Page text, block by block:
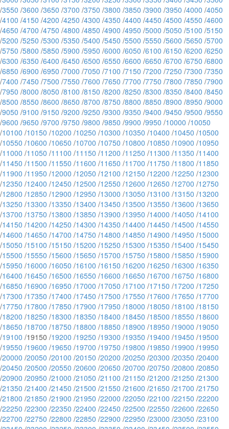
/3550 /3600 /3650 /3700 /3750 /3800 /3850 /3900 /3950 /4000 /4050
/4100 /4150 /4200 /4250 /4300 /4350 /4400 /4450 /4500 /4550 /4600
/4650 /4700 /4750 /4800 /4850 /4900 /4950 /5000 /5050 /5100 /5150
/5200 /5250 /5300 /5350 /5400 /5450 /5500 /5550 /5600 /5650 /5700
/5750 /5800 /5850 /5900 /5950 /6000 /6050 /6100 /6150 /6200 /6250
/6300 /6350 /6400 /6450 /6500 /6550 /6600 /6650 /6700 /6750 /6800
/6850 /6900 /6950 /7000 /7050 /7100 /7150 /7200 /7250 /7300 /7350
/7400 /7450 /7500 /7550 /7600 /7650 /7700 /7750 /7800 /7850 /7900
/7950 /8000 /8050 /8100 /8150 /8200 /8250 /8300 /8350 /8400 /8450
/8500 /8550 /8600 /8650 /8700 /8750 /8800 /8850 /8900 /8950 /9000
/9050 /9100 /9150 /9200 /9250 /9300 /9350 /9400 /9450 /9500 /9550
/9600 /9650 /9700 /9750 /9800 /9850 /9900 /9950 /10000 /10050
/10100 /10150 /10200 /10250 /10300 /10350 /10400 /10450 /10500
/10550 /10600 /10650 /10700 /10750 /10800 /10850 /10900 /10950
/11000 /11050 /11100 /11150 /11200 /11250 /11300 /11350 /11400
/11450 /11500 /11550 /11600 /11650 /11700 /11750 /11800 /11850
/11900 /11950 /12000 /12050 /12100 /12150 /12200 /12250 /12300
/12350 /12400 /12450 /12500 /12550 /12600 /12650 /12700 /12750
/12800 /12850 /12900 /12950 /13000 /13050 /13100 /13150 /13200
/13250 /13300 /13350 /13400 /13450 /13500 /13550 /13600 /13650
/13700 /13750 /13800 /13850 /13900 /13950 /14000 /14050 /14100
/14150 /14200 /14250 /14300 /14350 /14400 /14450 /14500 /14550
/14600 /14650 /14700 /14750 /14800 /14850 /14900 /14950 /15000
/15050 /15100 /15150 /15200 /15250 /15300 /15350 /15400 /15450
/15500 /15550 /15600 /15650 /15700 /15750 /15800 /15850 /15900
/15950 /16000 /16050 /16100 /16150 /16200 /16250 /16300 /16350
/16400 /16450 /16500 /16550 /16600 /16650 /16700 /16750 /16800
/16850 /16900 /16950 /17000 /17050 /17100 /17150 /17200 /17250
/17300 /17350 /17400 /17450 /17500 /17550 /17600 /17650 /17700
/17750 /17800 /17850 /17900 /17950 /18000 /18050 /18100 /18150
/18200 /18250 /18300 /18350 /18400 /18450 /18500 /18550 /18600
/18650 /18700 /18750 /18800 /18850 /18900 /18950 /19000 /19050
/19100 /19150 /19200 /19250 /19300 /19350 /19400 /19450 /19500
/19550 /19600 /19650 /19700 /19750 /19800 /19850 /19900 /19950
/20000 /20050 /20100 /20150 /20200 /20250 /20300 /20350 /20400
/20450 /20500 /20550 /20600 /20650 /20700 /20750 /20800 /20850
/20900 /20950 /21000 /21050 /21100 /21150 /21200 /21250 /21300
/21350 /21400 /21450 /21500 /21550 /21600 /21650 /21700 /21750
/21800 /21850 /21900 /21950 /22000 /22050 /22100 /22150 /22200
/22250 /22300 /22350 /22400 /22450 /22500 /22550 /22600 /22650
/22700 /22750 /22800 /22850 /22900 /22950 /23000 /23050 /23100